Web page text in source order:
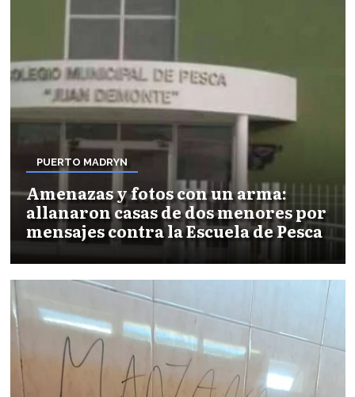
PUERTO MADRYN
Amenazas y fotos con un arma:
allanaron casas de dos menores por
mensajes contra la Escuela de Pesca